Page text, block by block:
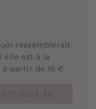
ressemblerait
elle est à la
partir de 15 €.